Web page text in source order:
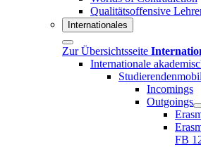
Qualitätsoffensive
Internationales
Zur Übersichtsseite
Internationale
Incomings
Outgoings
FB